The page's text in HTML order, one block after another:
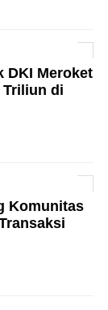
DKI Meroket
Triliun di
Komunitas